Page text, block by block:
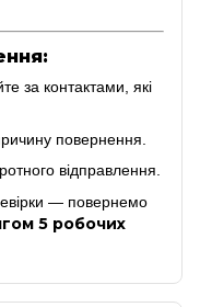
за контактами, які
повернення.
відправлення.
— повернемо
5 робочих